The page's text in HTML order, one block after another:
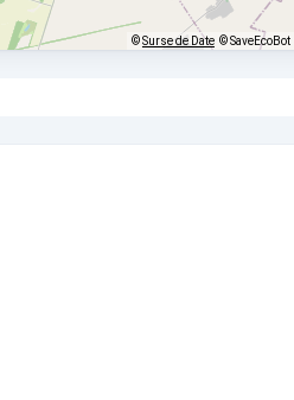
©Surse de Date © SaveEcoBot